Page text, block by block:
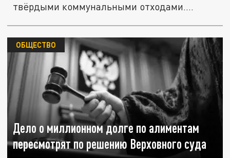
твёрдыми коммунальными отходами.
Дело о миллионном долге по алиментам
пересмотрят по решению Верховного суда
ОБЩЕСТВО